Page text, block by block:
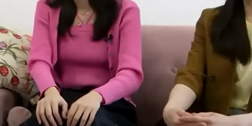
出ますので、「次へ
上記画面が出ますので「はじめる」を選